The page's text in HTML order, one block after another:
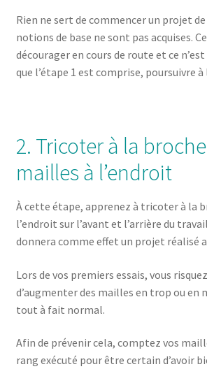
Rien ne sert de commencer un projet
notions de base ne sont pas acquises.
décourager en cours de route et ce
que l’étape 1 est comprise, poursuivre à
2. Tricoter à la
mailles à l’endroit
À cette étape, apprenez à tricoter à la
l’endroit sur l’avant et l’arrière du
donnera comme effet un projet réalisé
Lors de vos premiers essais, vous
d’augmenter des mailles en trop ou en
tout à fait normal.
Afin de prévenir cela, comptez vos
rang exécuté pour être certain d’avoir